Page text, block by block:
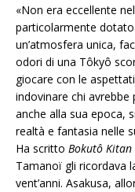
«Non era eccellente
particolarmente
un’atmosfera unica,
odori di una Tôkyô
giocare con le
indovinare chi
anche alla sua epoca,
realtà e fantasia nelle
Ha scritto Bokutô Kitan
Tamanoï gli ricordava
vent’anni. Asakusa,